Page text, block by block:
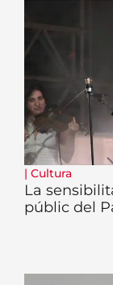
| Cultura
La
públic del